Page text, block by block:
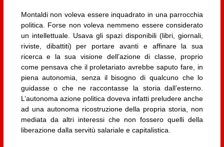
Montaldi non voleva essere inquadrato in una parrocchia
politica. Forse non voleva nemmeno essere considerato
un intellettuale. Usava gli spazi disponibili (libri, giornali,
riviste, dibattiti) per portare avanti e affinare la sua
ricerca e la sua visione dell’azione di classe, proprio
come pensava che il proletariato avrebbe saputo fare, in
piena autonomia, senza il bisogno di qualcuno che lo
guidasse o che ne raccontasse la storia dall’esterno.
L’autonoma azione politica doveva infatti preludere anche
ad una autonoma ricostruzione della propria storia, non
mediata da altri interessi che non fossero quelli della
liberazione dalla servitù salariale e capitalistica.